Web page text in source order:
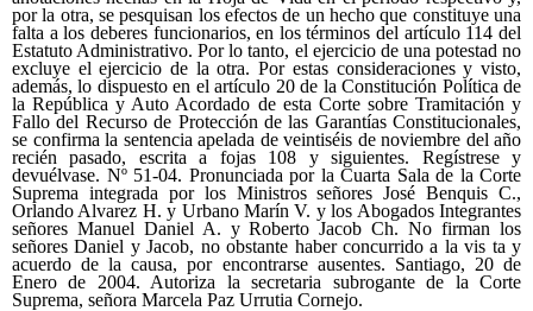
por la otra, se pesquisan los efectos de un hecho que constituye una
falta a los deberes funcionarios, en los términos del artículo 114 del
Estatuto Administrativo. Por lo tanto, el ejercicio de una potestad no
excluye el ejercicio de la otra. Por estas consideraciones y visto,
además, lo dispuesto en el artículo 20 de la Constitución Política de
la República y Auto Acordado de esta Corte sobre Tramitación y
Fallo del Recurso de Protección de las Garantías Constitucionales,
se confirma la sentencia apelada de veintiséis de noviembre del año
recién pasado, escrita a fojas 108 y siguientes. Regístrese y
devuélvase. Nº 51-04. Pronunciada por la Cuarta Sala de la Corte
Suprema integrada por los Ministros señores José Benquis C.,
Orlando Alvarez H. y Urbano Marín V. y los Abogados Integrantes
señores Manuel Daniel A. y Roberto Jacob Ch. No firman los
señores Daniel y Jacob, no obstante haber concurrido a la vis ta y
acuerdo de la causa, por encontrarse ausentes. Santiago, 20 de
Enero de 2004. Autoriza la secretaria subrogante de la Corte
Suprema, señora Marcela Paz Urrutia Cornejo.